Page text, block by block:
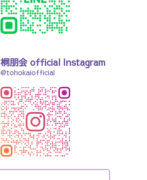
桐朋会 official Instagram
@tohokaiofficial